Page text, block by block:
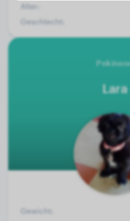
Alter:
Geschlecht:
Lara
Gewicht: